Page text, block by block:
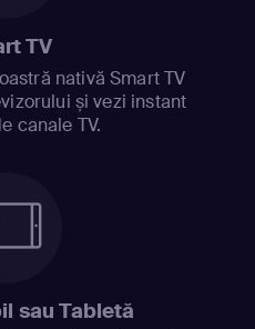
TV
nativă Smart TV
și vezi instant
canale TV.
sau Tabletă